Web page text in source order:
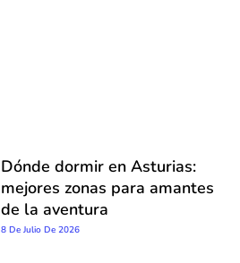
Dónde dormir en Asturias:
mejores zonas para amantes
de la aventura
8 De Julio De 2026